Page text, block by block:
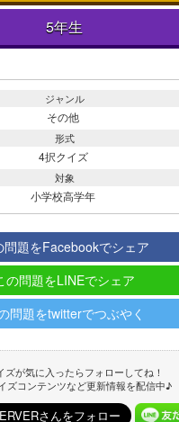
5年生
ジャンル
その他
形式
4択クイズ
対象
小学校高学年
問題をFacebookでシェア
の問題をLINEでシェア
問題をtwitterでつぶやく
ズが気に入ったらフォローしてね！
ズコンテンツなど更新情報を配信中♪